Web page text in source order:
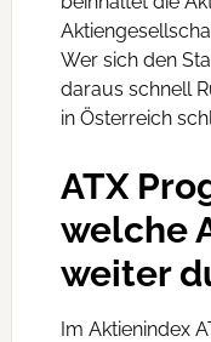
Wer sich den
daraus schnell
in Österreich
ATX
welche
weiter
Im Aktienindex